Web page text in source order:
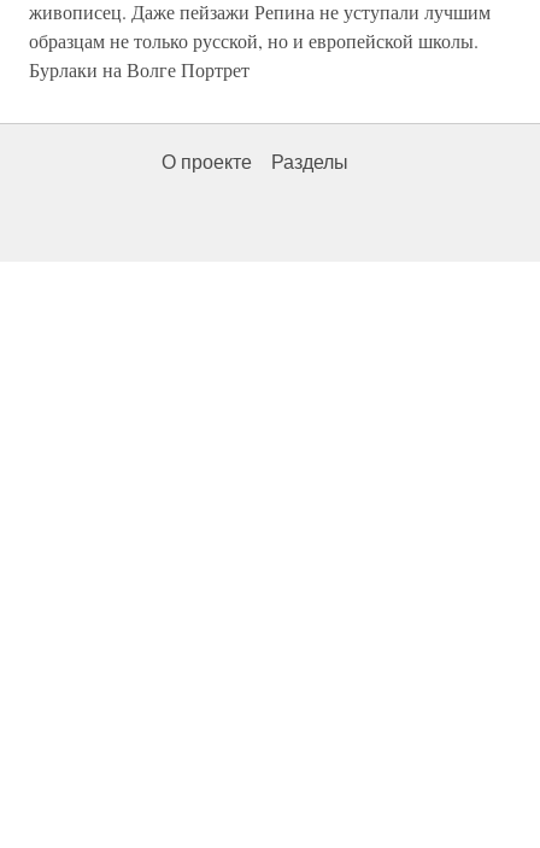
живописец. Даже пейзажи Репина не уступали лучшим
образцам не только русской, но и европейской школы.
Бурлаки на Волге Портрет
О проекте Разделы